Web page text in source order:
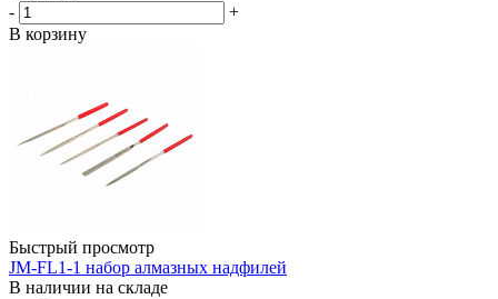
-
+
В корзину
Быстрый просмотр
JM-FL1-1 набор алмазных надфилей
В наличии на складе